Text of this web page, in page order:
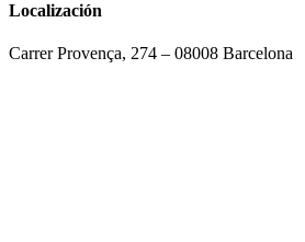
Localización
Carrer Provença, 274 – 08008 Barcelona